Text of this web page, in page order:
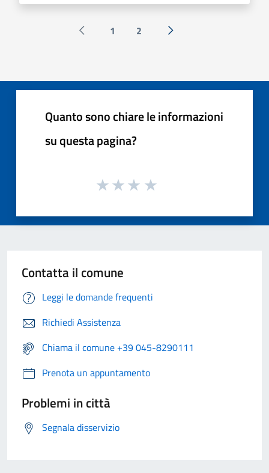
Pagina precedente
1 2 Successiva »
Quanto sono chiare le informazioni
su questa pagina?
Contatta il comune
Leggi le domande frequenti
Richiedi Assistenza
Chiama il comune +39 045-8290111
Prenota un appuntamento
Problemi in città
Segnala disservizio